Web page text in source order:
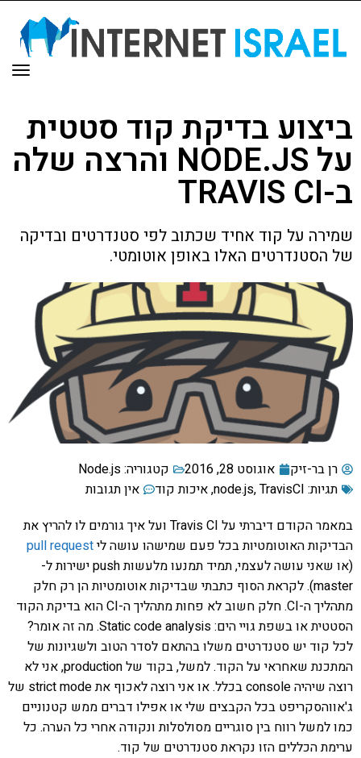
ביצוע בדיקת קוד סטטית
על NODE.JS והרצה שלה
ב-TRAVIS CI
שמירה על קוד אחיד שכתוב לפי סטנדרטים ובדיקה
של הסטנדרטים האלו באופן אוטומטי.
רן בר-זיק אוגוסט 28, 2016 קטגוריה:Node.js
תגיות:
node.js,TravisCI
,איכות קוד
אין תגובות
במאמר הקודם דיברתי על Travis CI ועל איך גורמים לו להריץ את
הבדיקות האוטומטיות בכל פעם שמישהו עושה ליpull request
(או שאני עושה לעצמי, תמיד תמנעו מלעשות push ישירות ל-
master). לקראת הסוף כתבתי שבדיקות אוטומטיות הן רק חלק
מתהליך ה-CI. חלק חשוב לא פחות מתהליך ה-CI הוא בדיקת הקוד
הסטטית או בשפת גויי הים: Static code analysis. מה זה אומר?
לכל קוד יש סטנדרטים משלו בהתאם לסדר הטוב ולשגיונות של
המתכנת שאחראי על הקוד. למשל, בקוד של production, אני לא
רוצה שיהיה console בכלל. או אני רוצה לאכוף את strict mode של
ג'אווהסקריפט בכל הקבצים שלי או אפילו דברים ממש קטנוניים
כמו למשל רווח בין סוגריים מסולסלות ונקודה אחרי כל הערה. כל
ערימת הכללים הזו נקראת סטנדרטים של קוד.